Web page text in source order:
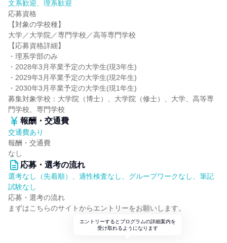
文系歓迎、理系歓迎
応募資格
【対象の学校種】
大学／大学院／専門学校／高等専門学校
【応募資格詳細】
・理系学部のみ
・2028年3月卒業予定の大学生(現3年生)
・2029年3月卒業予定の大学生(現2年生)
・2030年3月卒業予定の大学生(現1年生)
募集対象学校：大学院（博士）、大学院（修士）、大学、高等専
門学校、専門学校
報酬・交通費
交通費あり
報酬・交通費
なし
応募・選考の流れ
選考なし（先着順）、適性検査なし、グループワークなし、筆記
試験なし
応募・選考の流れ
まずはこちらのサイトからエントリーをお願いします。
エントリーするとプログラムの詳細案内を
受け取れるようになります